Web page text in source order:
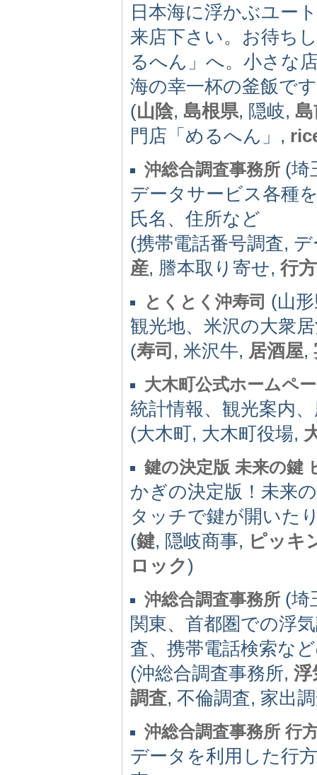
日本海に浮かぶユー
来店下さい。お待ち
るへん」へ。小さな
海の幸一杯の釜飯で
(山陰, 島根県, 隠岐,
門店「めるへん」,
沖総合調査事務所 (埼
データサービス各種
氏名、住所など
(携帯電話番号調査,
産, 謄本取り寄せ, 行
とくとく沖寿司 (山
観光地、米沢の大衆
(寿司 , 米沢牛, 居酒屋,
大木町公式ホームペ
統計情報、観光案内
(大木町, 大木町役場,
鍵の決定版 未来の鍵
かぎの決定版！未来
タッチで鍵が開いた
(鍵, 隠岐商事, ピッキ
ロック)
沖総合調査事務所 (埼
関東、首都圏での浮
査、携帯電話検索な
(沖総合調査事務所, 浮
調査, 不倫調査, 家出
沖総合調査事務所 行
データを利用した行